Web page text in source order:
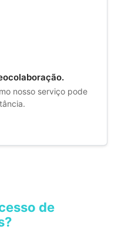
nosso serviço pode
de